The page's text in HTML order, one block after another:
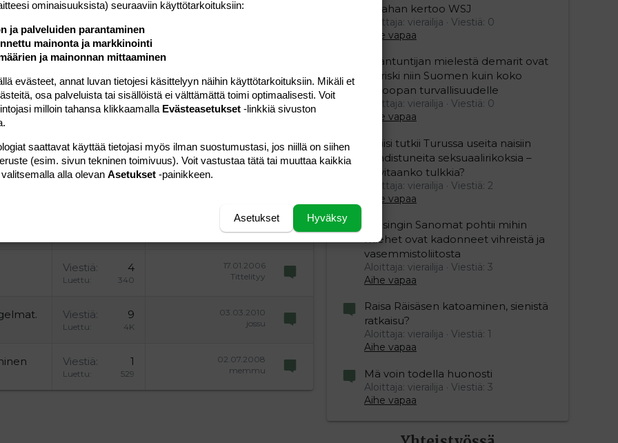
lista
sisennystä
sisennystä
oikealle
text
1
2
3
koodispoiler
line
Lähetä vastaus
Viestiä 1
28.07.2005
eka79
Viestiä 4
Luettu 340
17.01.2006
Tittelityy
Viestiä 9
Luettu 4K
03.03.2010
jossu
Viestiä 1
Luettu 529
02.07.2008
memmu
maahan kertoo WSJ
Aloittaja: vierailija
Viestiä: 0
Aihe vapaa
Asiantuntijan mielestä demarit ovat
iso riski niin Suomen kuin koko
Euroopan turvallisuudelle
Aloittaja: vierailija
Viestiä: 0
Aihe vapaa
Poliisi tutkii Turussa useita naisiin
kohdistuneita seksuaalirikoksia –
tarvitaanko tulkkia?
Aloittaja: vierailija
Viestiä: 2
Aihe vapaa
Helsingin Sanomat pohtii mihin
miehet ovat kadonneet vihreistä ja
vasemmistoliitosta
Aloittaja: vierailija
Viestiä: 3
Aihe vapaa
Raisa Räisäsen katoaminen, sienistä
ratkaisu?
Aloittaja: vierailija
Viestiä: 1
Aihe vapaa
Mä voin todella huonosti
Aloittaja: vierailija
Viestiä: 3
Aihe vapaa
ominaisuuk­sista) seuraaviin käyttötarkoituksiin:
ja palveluiden parantaminen
mainonta ja markkinointi
ja mainonnan mittaaminen
evästeet, annat luvan tietojesi käsittelyyn näihin käyttötarkoituksiin. Mikäli et
osa palveluista tai sisällöistä ei välttämättä toimi optimaalisesti. Voit
milloin tahansa klikkaamalla Evästeasetukset -linkkiä sivuston
saattavat käyttää tietojasi myös ilman suostumustasi, jos niillä on siihen
(esim. sivun tekninen toimivuus). Voit vastustaa tätä tai muuttaa kaikkia
alla olevan Asetukset -painikkeen.
Hyväksy
Asetukset